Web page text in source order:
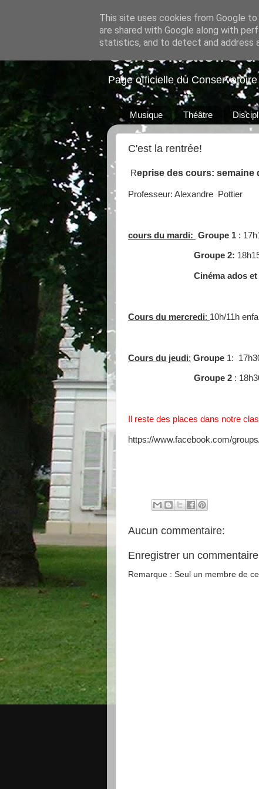
Conservatoire
Page officielle du
Musique Théâtre
C'est la rentrée!
Reprise des cours: semaine
Professeur: Alexandre Pottier
cours du mardi: Groupe 1 :
Groupe 2:
Cinéma ados
Cours du mercredi: 10h/11h
Cours du jeudi: Groupe 1:
Groupe 2 :
Il reste des places dans notre
https://www.facebook.com/
Aucun commentaire:
Enregistrer un commentaire
Remarque : Seul un membre de
This site uses cookies from Google
are shared with Google along with
statistics, and to detect and address